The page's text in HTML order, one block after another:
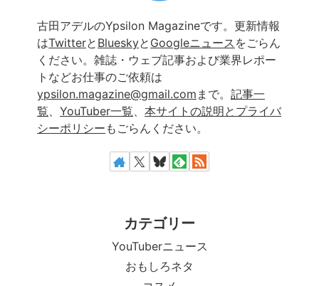
古田アデルのYpsilon Magazineです。更新情報
はTwitterと Blueskyと Googleニュース をごらん
ください。雑誌・ウェブ記事および業界レポー
トなどお仕事のご依頼は
ypsilon.magazine@gmail.com まで。 記事一
覧、 YouTuber一覧、 本サイトの説明とプライバ
シーポリシー もごらんください。
カテゴリー
YouTuberニュース
おもしろネタ